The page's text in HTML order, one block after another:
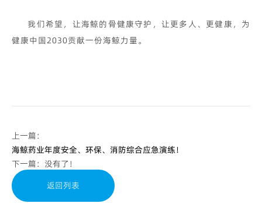
我们希望，让海鲸的骨健康守护，让更多人、更健康，为
健康中国2030贡献一份海鲸力量。
上一篇：
海鲸药业年度安全、环保、消防综合应急演练！
下一篇：没有了！
返回列表